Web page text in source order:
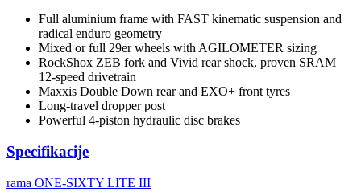
Full aluminium frame with FAST kinematic suspension and
radical enduro geometry
Mixed or full 29er wheels with AGILOMETER sizing
RockShox ZEB fork and Vivid rear shock, proven SRAM
12-speed drivetrain
Maxxis Double Down rear and EXO+ front tyres
Long-travel dropper post
Powerful 4-piston hydraulic disc brakes
Specifikacije
rama ONE-SIXTY LITE III